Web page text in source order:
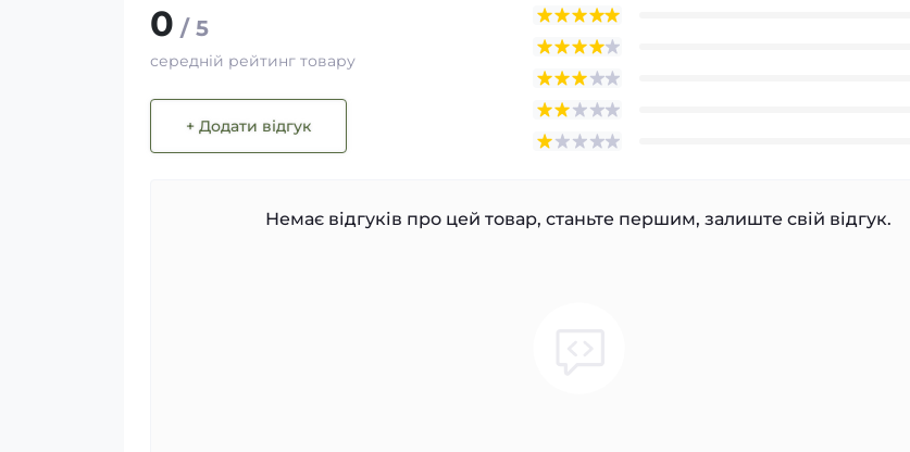
0 / 5
середній рейтинг товару
+ Додати відгук
Немає відгуків про цей товар, станьте першим, залиште свій відгук.